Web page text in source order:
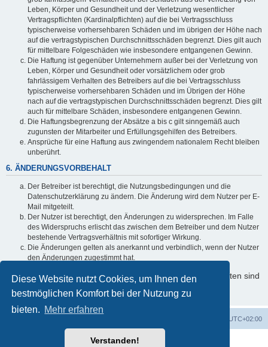
Diese Website nutzt Cookies, um Ihnen den
bestmöglichen Komfort bei der Nutzung zu
bieten. Mehr erfahren
Verstanden!
Leben, Körper und Gesundheit und der Verletzung wesentlicher
Vertragspflichten (Kardinalpflichten) auf die bei Vertragsschluss
typischerweise vorhersehbaren Schäden und im übrigen der Höhe nach
auf die vertragstypischen Durchschnittsschäden begrenzt. Dies gilt auch
für mittelbare Folgeschäden wie insbesondere entgangenen Gewinn.
Die Haftung ist gegenüber Unternehmern außer bei der Verletzung von
Leben, Körper und Gesundheit oder vorsätzlichem oder grob
fahrlässigem Verhalten des Betreibers auf die bei Vertragsschluss
typischerweise vorhersehbaren Schäden und im Übrigen der Höhe
nach auf die vertragstypischen Durchschnittsschäden begrenzt. Dies gilt
auch für mittelbare Schäden, insbesondere entgangenen Gewinn.
Die Haftungsbegrenzung der Absätze a bis c gilt sinngemäß auch
zugunsten der Mitarbeiter und Erfüllungsgehilfen des Betreibers.
Ansprüche für eine Haftung aus zwingendem nationalem Recht bleiben
unberührt.
6. ÄNDERUNGSVORBEHALT
Der Betreiber ist berechtigt, die Nutzungsbedingungen und die
Datenschutzerklärung zu ändern. Die Änderung wird dem Nutzer per E-
Mail mitgeteilt.
Der Nutzer ist berechtigt, den Änderungen zu widersprechen. Im Falle
des Widerspruchs erlischt das zwischen dem Betreiber und dem Nutzer
bestehende Vertragsverhältnis mit sofortiger Wirkung.
Die Änderungen gelten als anerkannt und verbindlich, wenn der Nutzer
den Änderungen zugestimmt hat.
Informationen über den Umgang mit Ihren persönlichen Daten sind
in der Datenschutzerklärung enthalten.
UTC+02:00
Powered byphpBB® Forum Software © phpBB Limited